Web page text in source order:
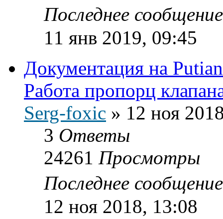
Последнее
11 янв 2019, 09:45
Документация на
Работа пропорц
Serg-foxic » 12 ноя
3 Ответы
24261 Просмотры
Последнее
12 ноя 2018, 13:08